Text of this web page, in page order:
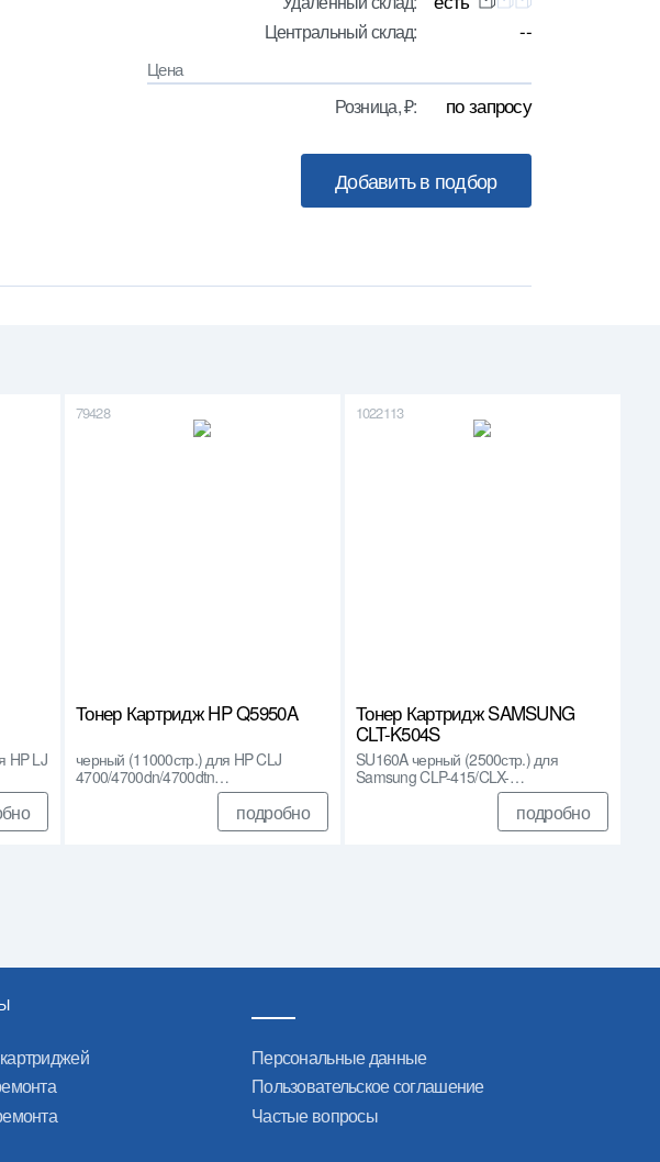
Центральный склад: --
Цена
Розница, ₽: по запросу
HP LJ
79428
Тонер Картридж HP Q5950A
черный (11000стр.) для HP CLJ
4700/4700dn/4700dtn…
подробно
1022113
Тонер Картридж SAMSUNG
CLT-K504S
SU160A черный (2500стр.) для
Samsung CLP-415/CLX-…
подробно
Персональные данные
Пользовательское соглашение
Частые вопросы